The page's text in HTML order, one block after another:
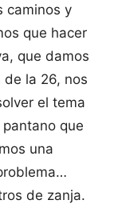
caminos y
que hacer
que damos
de la 26, nos
el tema
que
una
de zanja.